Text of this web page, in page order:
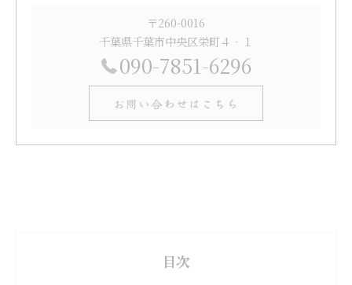
〒260-0016
千葉県千葉市中央区栄町４‐１
090-7851-6296
お問い合わせはこちら
目次